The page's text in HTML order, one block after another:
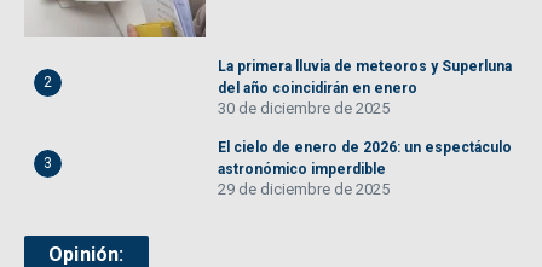
2
La primera lluvia de meteoros y Superluna
del año coincidirán en enero
30 de diciembre de 2025
3
El cielo de enero de 2026: un espectáculo
astronómico imperdible
29 de diciembre de 2025
Opinión: